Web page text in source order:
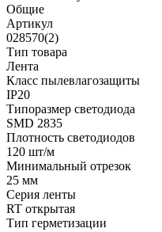
Общие
Артикул
028570(2)
Тип товара
Лента
Класс пылевлагозащиты
IP20
Типоразмер светодиода
SMD 2835
Плотность светодиодов
120 шт/м
Минимальный отрезок
25 мм
Серия ленты
RT открытая
Тип герметизации